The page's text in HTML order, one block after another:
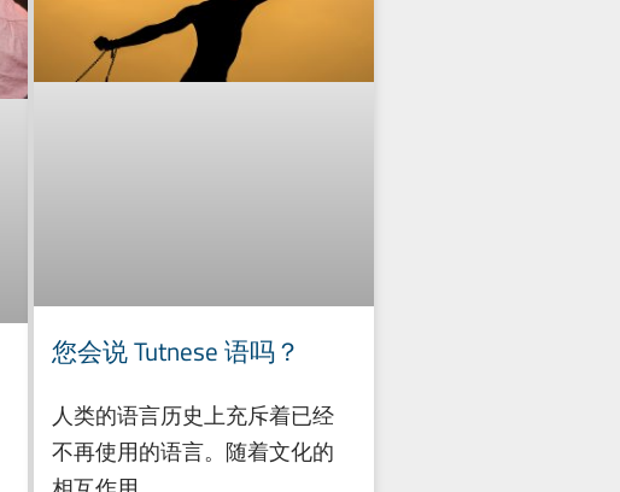
您会说 Tutnese 语吗？
人类的语言历史上充斥着已经
不再使用的语言。随着文化的
相互作用